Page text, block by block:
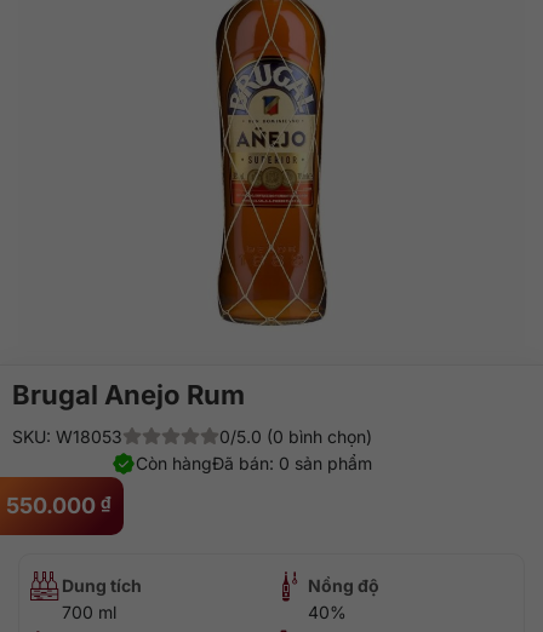
Brugal Anejo Rum
550.000 ₫
SKU: W18053
0/5.0 (0 bình chọn)
Đã bán: 0 sản phẩm
Còn hàng
Dung tích
700 ml
Nồng độ
40%